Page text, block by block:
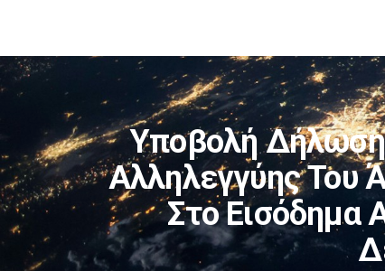
Υποβολή
Αλληλεγγύης Του
Στο Εισόδημα